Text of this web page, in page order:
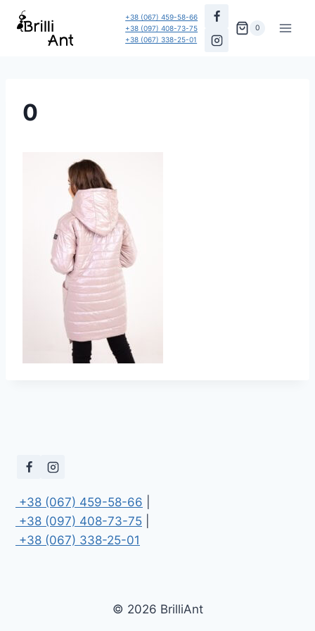
Перейти
+38 (067) 459-58-66
+38 (097) 408-73-75
+38 (067) 338-25-01
0
0
+38 (067) 459-58-66
+38 (097) 408-73-75
+38 (067) 338-25-01
© 2026 BrilliAnt